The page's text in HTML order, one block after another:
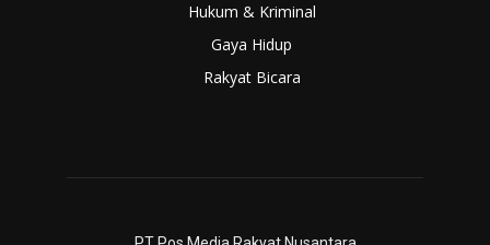
Hukum & Kriminal
Gaya Hidup
Rakyat Bicara